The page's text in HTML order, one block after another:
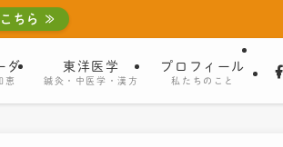
ちら ≫
ダ
恵
東洋医学
鍼灸・中医学・漢方
プロフィール
私たちのこと